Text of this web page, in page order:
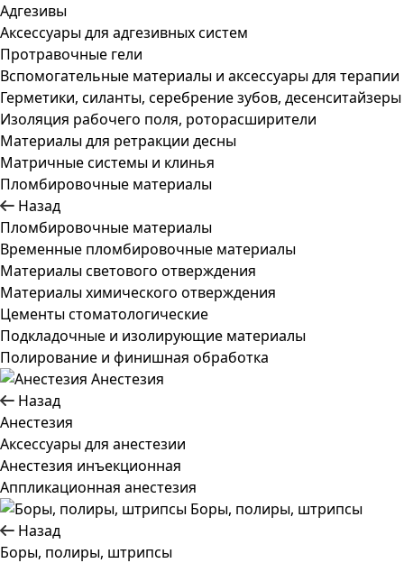
Адгезивы
Аксессуары для адгезивных систем
Протравочные гели
Вспомогательные материалы и аксессуары для терапии
Герметики, силанты, серебрение зубов, десенситайзеры
Изоляция рабочего поля, роторасширители
Материалы для ретракции десны
Матричные системы и клинья
Пломбировочные материалы
Назад
Пломбировочные материалы
Временные пломбировочные материалы
Материалы светового отверждения
Материалы химического отверждения
Цементы стоматологические
Подкладочные и изолирующие материалы
Полирование и финишная обработка
Анестезия
Назад
Анестезия
Аксессуары для анестезии
Анестезия инъекционная
Аппликационная анестезия
Боры, полиры, штрипсы
Назад
Боры, полиры, штрипсы